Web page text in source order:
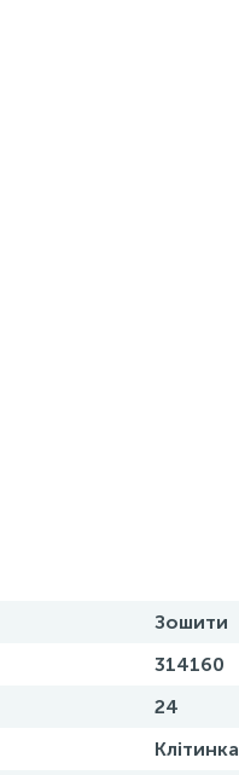
Зошити
314160
24
Клітинка